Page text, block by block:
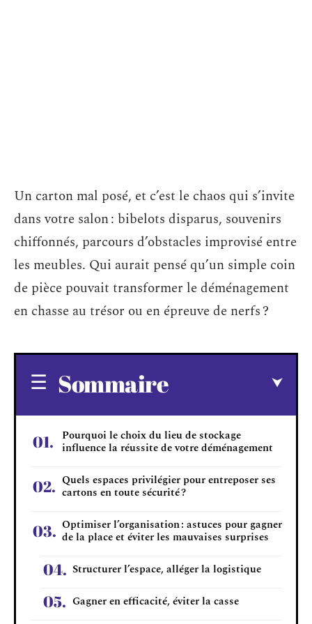
Un carton mal posé, et c’est le chaos qui s’invite
dans votre salon : bibelots disparus, souvenirs
chiffonnés, parcours d’obstacles improvisé entre
les meubles. Qui aurait pensé qu’un simple coin
de pièce pouvait transformer le déménagement
en chasse au trésor ou en épreuve de nerfs ?
Sommaire
Pourquoi le choix du lieu de stockage
influence la réussite de votre déménagement
Quels espaces privilégier pour entreposer ses
cartons en toute sécurité ?
Optimiser l’organisation : astuces pour gagner
de la place et éviter les mauvaises surprises
Structurer l’espace, alléger la logistique
Gagner en efficacité, éviter la casse